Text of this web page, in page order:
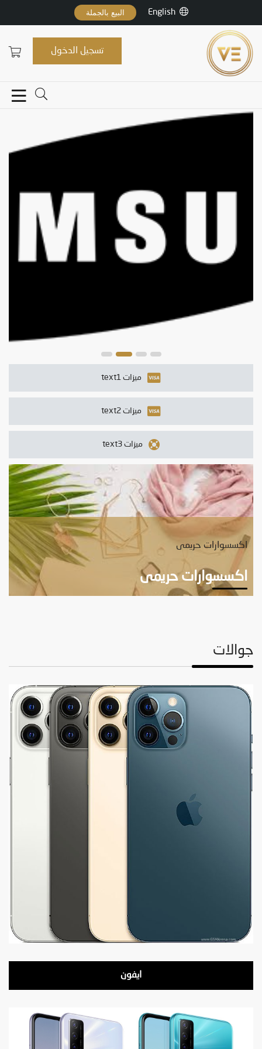
English البيع بالجملة
تسجيل الدخول
Samsung
Samsung
ميزات text1
ميزات text2
ميزات text3
اكسسوارات حريمى
اكسسوارات حريمى
جوالات
ايفون